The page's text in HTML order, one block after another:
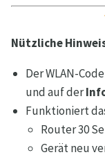
Nützliche
Der WLAN-
und auf der
Funktioniert
Router 30
Gerät neu